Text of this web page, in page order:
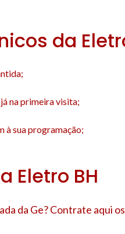
da
na primeira visita;
à sua programação;
Eletro BH
da Ge? Contrate aqui